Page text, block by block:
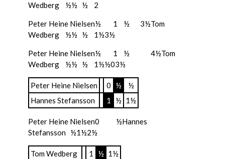
Wedberg
½½ ½ 2
Peter Heine Nielsen½ 1 ½ 3½Tom
Wedberg
½½ ½ 1½3½
Peter Heine Nielsen½ 1 ½ 4½Tom
Wedberg
½½ ½ 1½½03½
Peter Heine Nielsen 0 ½
½
Hannes Stefansson
1 ½ 1½
Peter Heine Nielsen0 ½Hannes
Stefansson ½1½2½
Tom Wedberg 1 ½ 1½